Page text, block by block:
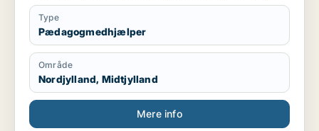
Type
Pædagogmedhjælper
Område
Nordjylland, Midtjylland
Mere info